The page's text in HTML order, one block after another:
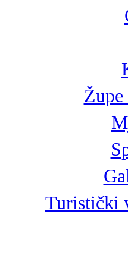
Turistički